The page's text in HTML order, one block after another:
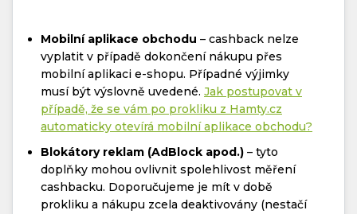
Mobilní aplikace obchodu – cashback nelze
vyplatit v případě dokončení nákupu přes
mobilní aplikaci e-shopu. Případné výjimky
musí být výslovně uvedené. Jak postupovat v
případě, že se vám po prokliku z Hamty.cz
automaticky otevírá mobilní aplikace obchodu?
Blokátory reklam (AdBlock apod.) – tyto
doplňky mohou ovlivnit spolehlivost měření
cashbacku. Doporučujeme je mít v době
prokliku a nákupu zcela deaktivovány (nestačí